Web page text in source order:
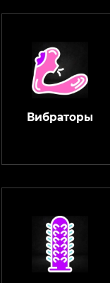
Вибраторы